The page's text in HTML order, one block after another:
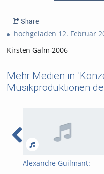
views
favorites
Share
hochgeladen 12. Februar
Kirsten Galm-2006
Mehr Medien in
Musikproduktionen
Alexandre Guilmant: